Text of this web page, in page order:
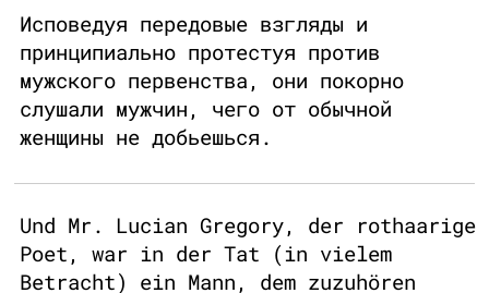
Исповедуя передовые взгляды и
принципиально протестуя против
мужского первенства, они покорно
слушали мужчин, чего от обычной
женщины не добьешься.
Und Mr. Lucian Gregory, der rothaarige
Poet, war in der Tat (in vielem
Betracht) ein Mann, dem zuzuhören